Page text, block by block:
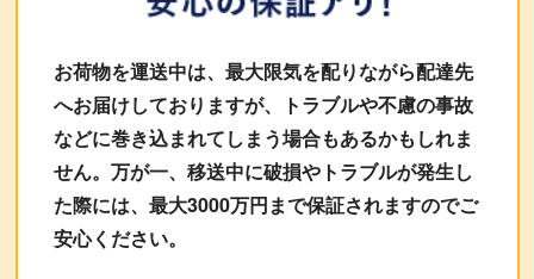
お荷物を運送中は、最大限気を配りながら配達先
へお届けしておりますが、トラブルや不慮の事故
などに巻き込まれてしまう場合もあるかもしれま
せん。万が一、移送中に破損やトラブルが発生し
た際には、最大3000万円まで保証されますのでご
安心ください。